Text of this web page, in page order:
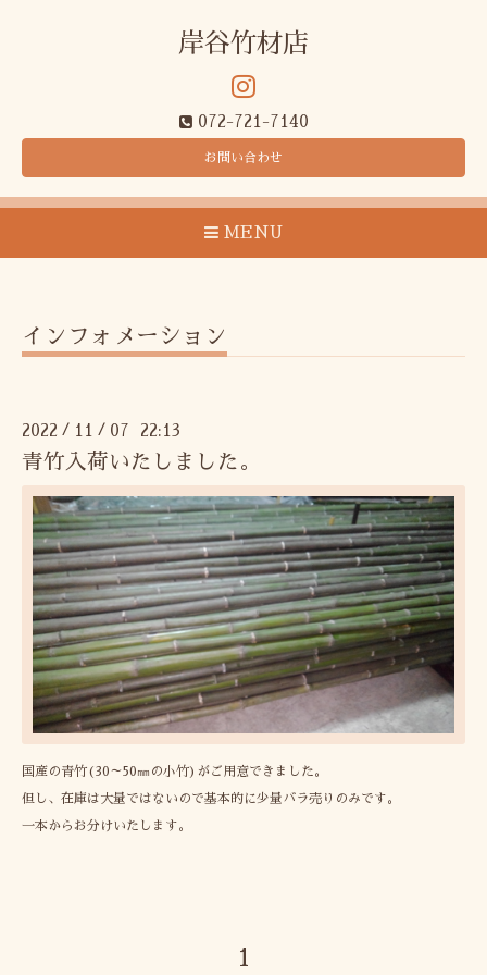
岸谷竹材店
072-721-7140
お問い合わせ
MENU
インフォメーション
2022 / 11 / 07 22:13
青竹入荷いたしました。
国産の青竹(30～50㎜の小竹)がご用意できました。
但し、在庫は大量ではないので基本的に少量バラ売りのみです。
一本からお分けいたします。
1